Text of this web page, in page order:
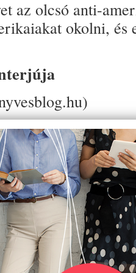
az olcsó anti-
okolni, és